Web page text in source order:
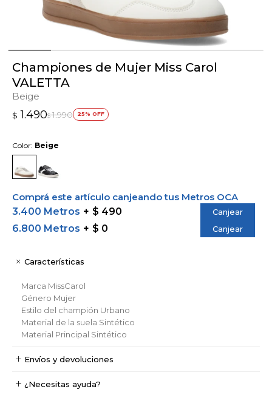
Championes de Mujer Miss Carol
VALETTA
Beige
$ 1.490$ 1.990 25
Color: Beige
Comprá este artículo canjeando tus Metros OCA
3.400 Metros
$ 490 Canjear
6.800 Metros $ 0 Canjear
Características
Marca MissCarol
Género Mujer
Estilo del champión Urbano
Material de la suela Sintético
Material Principal Sintético
Envíos y devoluciones
¿Necesitas ayuda?